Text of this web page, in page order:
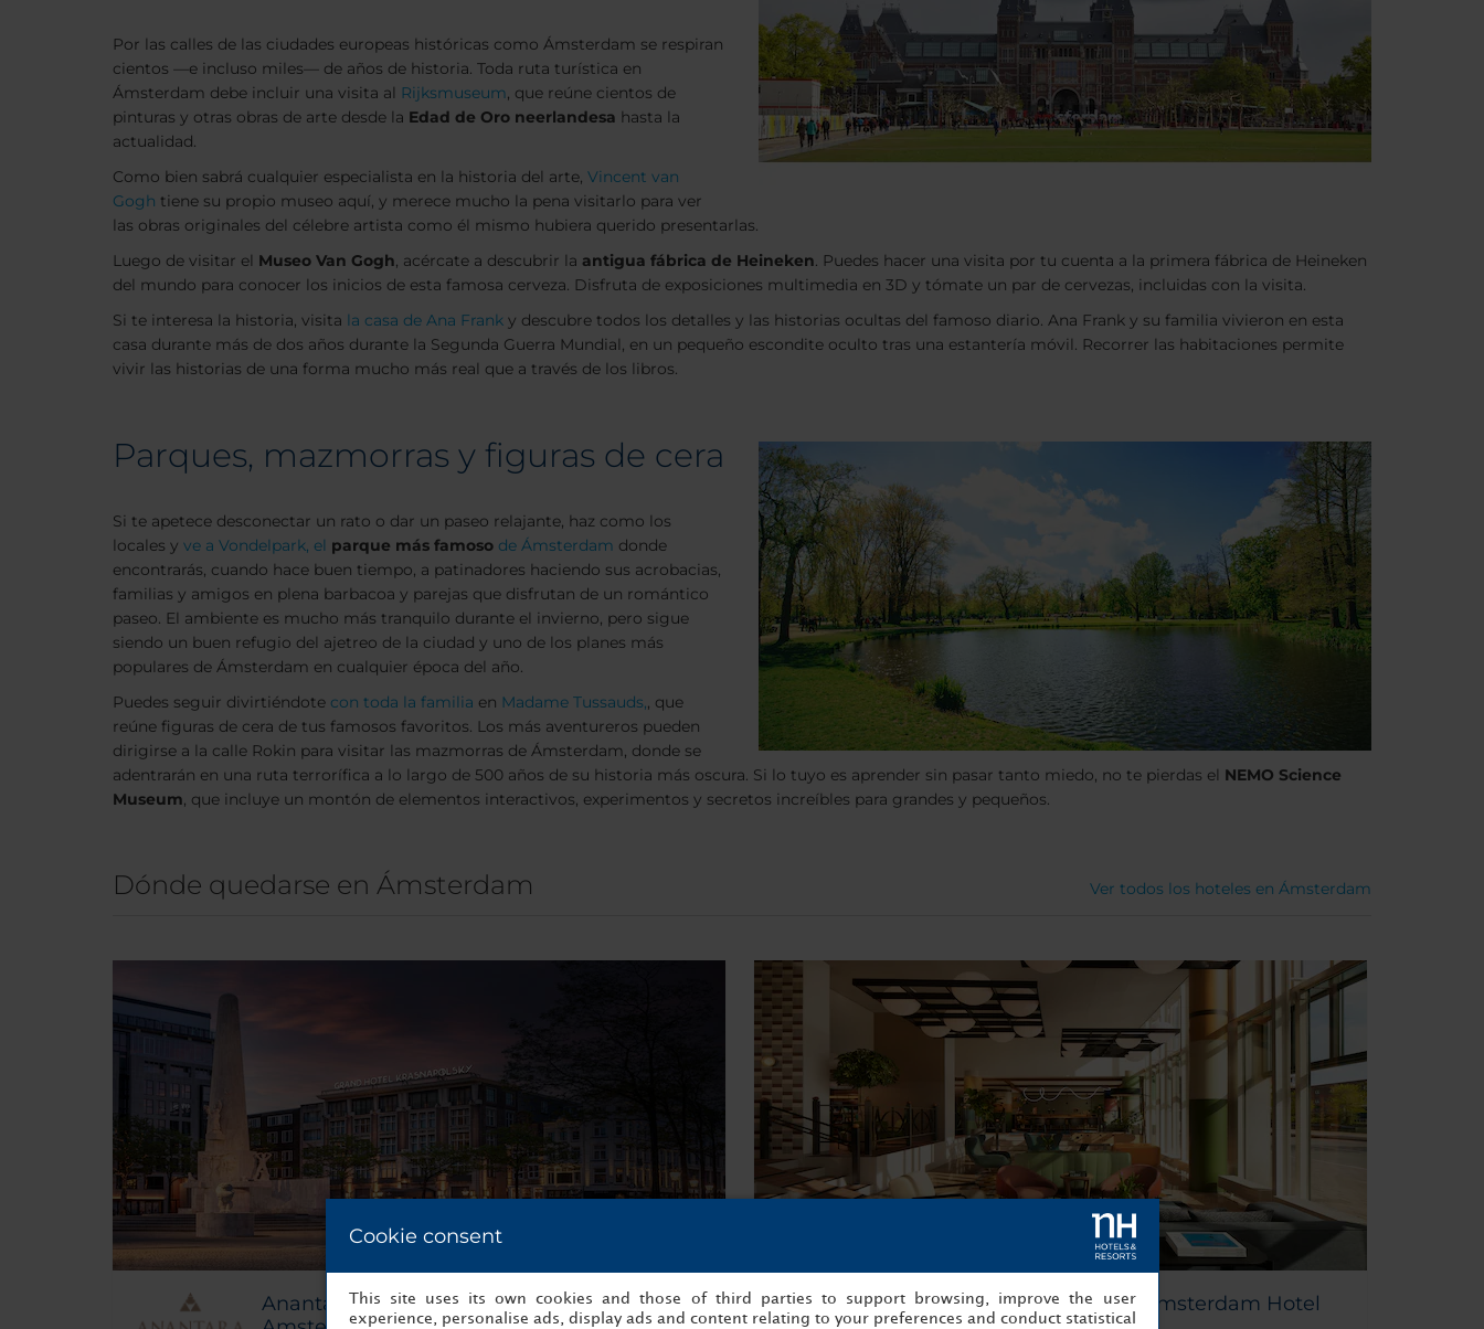
Por las calles de las ciudades europeas históricas como Ámsterdam se respiran
cientos —e incluso miles— de años de historia. Toda ruta turística en
Ámsterdam debe incluir una visita al Rijksmuseum, que reúne cientos de
pinturas y otras obras de arte desde la Edad de Oro neerlandesa hasta la
actualidad.
Como bien sabrá cualquier especialista en la historia del arte, Vincent van
Gogh tiene su propio museo aquí, y merece mucho la pena visitarlo para ver
las obras originales del célebre artista como él mismo hubiera querido presentarlas.
Luego de visitar el Museo Van Gogh, acércate a descubrir la antigua fábrica de Heineken. Puedes hacer una visita por tu cuenta a la primera fábrica de Heineken
del mundo para conocer los inicios de esta famosa cerveza. Disfruta de exposiciones multimedia en 3D y tómate un par de cervezas, incluidas con la visita.
Si te interesa la historia, visita la casa de Ana Frank y descubre todos los detalles y las historias ocultas del famoso diario. Ana Frank y su familia vivieron en esta
casa durante más de dos años durante la Segunda Guerra Mundial, en un pequeño escondite oculto tras una estantería móvil. Recorrer las habitaciones permite
vivir las historias de una forma mucho más real que a través de los libros.
Parques, mazmorras y figuras de cera
Si te apetece desconectar un rato o dar un paseo relajante, haz como los
locales y ve a Vondelpark, el parque más famoso de Ámsterdam donde
encontrarás, cuando hace buen tiempo, a patinadores haciendo sus acrobacias,
familias y amigos en plena barbacoa y parejas que disfrutan de un romántico
paseo. El ambiente es mucho más tranquilo durante el invierno, pero sigue
siendo un buen refugio del ajetreo de la ciudad y uno de los planes más
populares de Ámsterdam en cualquier época del año.
Puedes seguir divirtiéndote con toda la familia en Madame Tussauds,, que
reúne figuras de cera de tus famosos favoritos. Los más aventureros pueden
dirigirse a la calle Rokin para visitar las mazmorras de Ámsterdam, donde se
adentrarán en una ruta terrorífica a lo largo de 500 años de su historia más oscura. Si lo tuyo es aprender sin pasar tanto miedo, no te pierdas el NEMO Science
Museum, que incluye un montón de elementos interactivos, experimentos y secretos increíbles para grandes y pequeños.
Dónde quedarse en Ámsterdam Ver todos los hoteles en Ámsterdam
Anantara Grand Hotel Krasnapolsky
Avani Museum Quarter Amsterdam Hotel
Cookie consent
This site uses its own cookies and those of third parties to support browsing, improve the user
experience, personalise ads, display ads and content relating to your preferences and conduct statistical